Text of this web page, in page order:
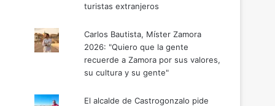
turistas extranjeros
Carlos Bautista, Míster Zamora
2026: "Quiero que la gente
recuerde a Zamora por sus valores,
su cultura y su gente"
El alcalde de Castrogonzalo pide